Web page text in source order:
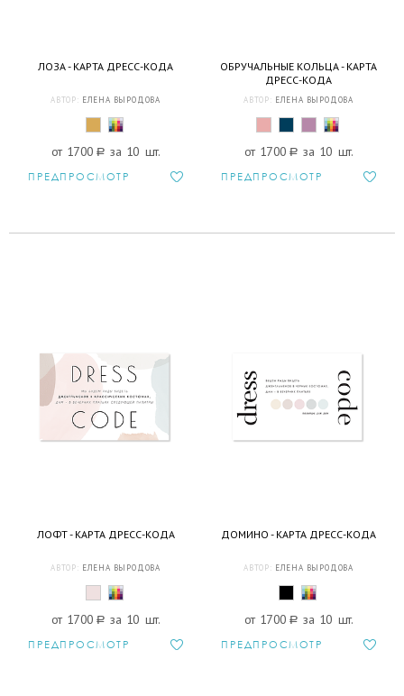
ЛОЗА - КАРТА ДРЕСС-КОДА
АВТОР: ЕЛЕНА ВЫРОДОВА
от 1700 a за 10 шт.
ПРЕДПРОСМОТР
ОБРУЧАЛЬНЫЕ КОЛЬЦА - КАРТА
ДРЕСС-КОДА
АВТОР: ЕЛЕНА ВЫРОДОВА
от 1700 a за 10 шт.
ПРЕДПРОСМОТР
ЛОФТ - КАРТА ДРЕСС-КОДА
АВТОР: ЕЛЕНА ВЫРОДОВА
от 1700 a за 10 шт.
ПРЕДПРОСМОТР
ДОМИНО - КАРТА ДРЕСС-КОДА
АВТОР: ЕЛЕНА ВЫРОДОВА
от 1700 a за 10 шт.
ПРЕДПРОСМОТР